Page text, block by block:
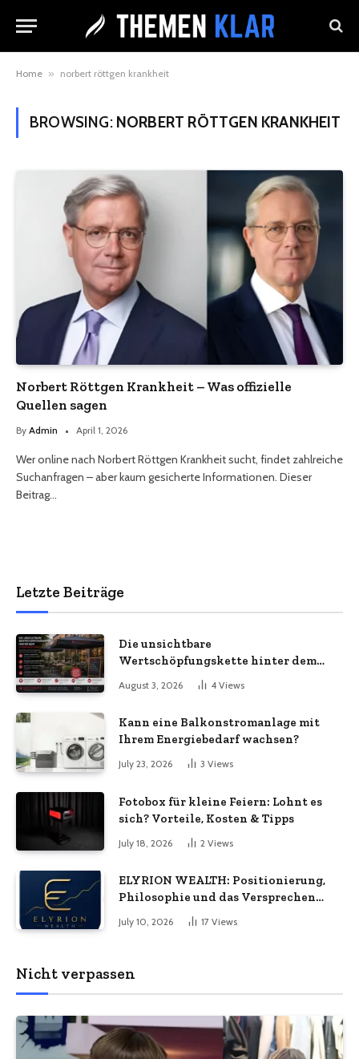
Home » norbert röttgen krankheit
BROWSING: NORBERT RÖTTGEN KRANKHEIT
Norbert Röttgen Krankheit – Was offizielle
Quellen sagen
By Admin April 1, 2026
Wer online nach Norbert Röttgen Krankheit sucht, findet zahlreiche
Suchanfragen – aber kaum gesicherte Informationen. Dieser
Beitrag…
Letzte Beiträge
Die unsichtbare
Wertschöpfungskette hinter dem
Sonnenschirm: Was Import-
Ökonomie, EU-Fertigung und
wirklich bedeuten
August 3, 2026 4 Views
Kann eine Balkonstromanlage mit
Ihrem Energiebedarf wachsen?
July 23, 2026 3 Views
Fotobox für kleine Feiern: Lohnt es
sich? Vorteile, Kosten & Tipps
July 18, 2026 2 Views
ELYRION WEALTH: Positionierung,
Philosophie und das Versprechen
langfristiger Stabilität
July 10, 2026 17 Views
Nicht verpassen